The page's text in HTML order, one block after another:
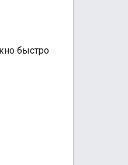
быстро